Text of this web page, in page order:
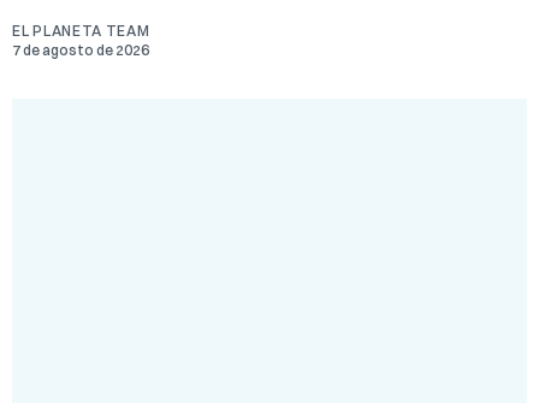
EL PLANETA TEAM
7 de agosto de 2026